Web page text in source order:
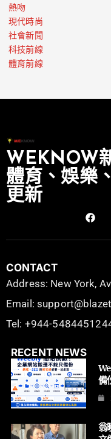
熱吻
現代時尚
社會新聞
科技前線
體育前線
WEKNOW
體育、娛樂
更新
CONTACT
Address: New York,
Email:
Tel: +944-
RECENT NEWS
備
翁